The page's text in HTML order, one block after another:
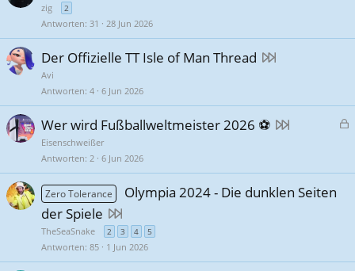
zig 2
Antworten 31 28 Jun 2026
Der Offizielle TT Isle of Man Thread
Avi
Antworten 4 6 Jun 2026
G
p
Wer wird Fußballweltmeister 2026 ⚽
Eisenschweißer
Antworten 2 6 Jun 2026
Zero Tolerance
Olympia 2024 - Die dunklen Seiten
der Spiele
TheSeaSnake 2 3 4 5
Antworten 85 1 Jun 2026